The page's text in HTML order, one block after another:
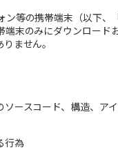
等の携帯端末（以下、
末のみにダウンロード
ません。
ースコード、構造、ア
行為